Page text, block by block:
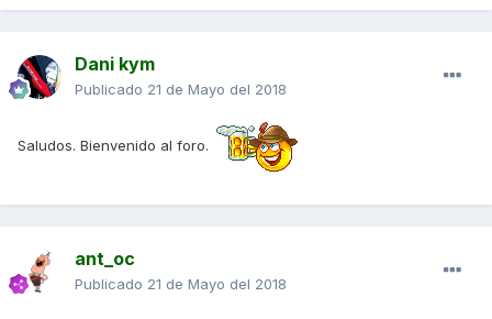
Dani kym
Publicado 21 de Mayo del 2018
Saludos. Bienvenido al foro.
ant_oc
Publicado 21 de Mayo del 2018